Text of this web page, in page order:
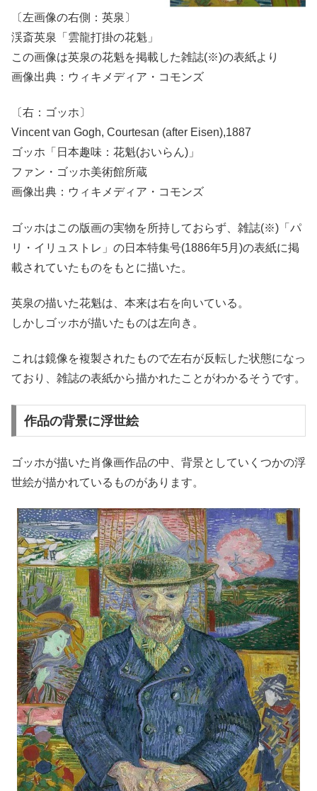
〔左画像の右側：英泉〕
渓斎英泉「雲龍打掛の花魁」
この画像は英泉の花魁を掲載した雑誌(※)の表紙より
画像出典：ウィキメディア・コモンズ
〔右：ゴッホ〕
Vincent van Gogh, Courtesan (after Eisen),1887
ゴッホ「日本趣味：花魁(おいらん)」
ファン・ゴッホ美術館所蔵
画像出典：ウィキメディア・コモンズ
ゴッホはこの版画の実物を所持しておらず、雑誌(※)「パ
リ・イリュストレ」の日本特集号(1886年5月)の表紙に掲
載されていたものをもとに描いた。
英泉の描いた花魁は、本来は右を向いている。
しかしゴッホが描いたものは左向き。
これは鏡像を複製されたもので左右が反転した状態になっ
ており、雑誌の表紙から描かれたことがわかるそうです。
作品の背景に浮世絵
ゴッホが描いた肖像画作品の中、背景としていくつかの浮
世絵が描かれているものがあります。